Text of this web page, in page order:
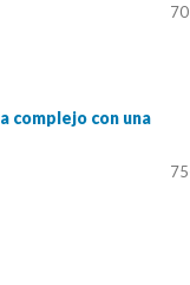
complejo con una